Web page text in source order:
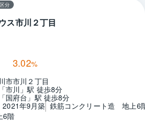
分
ス市川２丁目
3.02%
市市川２丁目
市川」駅 徒歩8分
国府台」駅 徒歩8分
2021年9月築 鉄筋コンクリート造　地上6
6階